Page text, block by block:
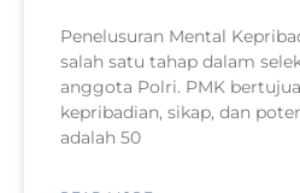
Penelusuran Mental
salah satu tahap dalam
anggota Polri. PMK
kepribadian, sikap, dan
adalah 50